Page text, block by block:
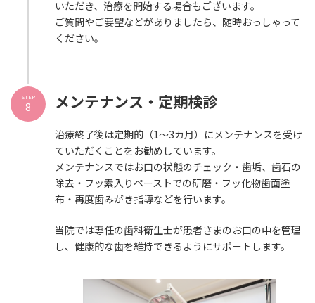
いただき、治療を開始する場合もございます。
ご質問やご要望などがありましたら、随時おっしゃって
ください。
メンテナンス・定期検診
治療終了後は定期的（1～3カ月）にメンテナンスを受け
ていただくことをお勧めしています。
メンテナンスではお口の状態のチェック・歯垢、歯石の
除去・フッ素入りペーストでの研磨・フッ化物歯面塗
布・再度歯みがき指導などを行います。
当院では専任の歯科衛生士が患者さまのお口の中を管理
し、健康的な歯を維持できるようにサポートします。
STEP
8